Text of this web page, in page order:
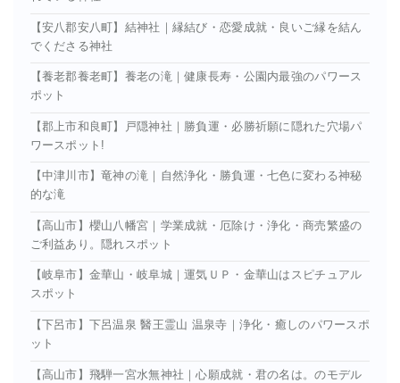
【安八郡安八町】結神社｜縁結び・恋愛成就・良いご縁を結ん
でくださる神社
【養老郡養老町】養老の滝｜健康長寿・公園内最強のパワース
ポット
【郡上市和良町】戸隠神社｜勝負運・必勝祈願に隠れた穴場パ
ワースポット!
【中津川市】竜神の滝｜自然浄化・勝負運・七色に変わる神秘
的な滝
【高山市】櫻山八幡宮｜学業成就・厄除け・浄化・商売繁盛の
ご利益あり。隠れスポット
【岐阜市】金華山・岐阜城｜運気ＵＰ・金華山はスピチュアル
スポット
【下呂市】下呂温泉 醫王霊山 温泉寺｜浄化・癒しのパワースポ
ット
【高山市】飛騨一宮水無神社｜心願成就・君の名は。のモデル